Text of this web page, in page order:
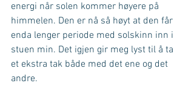
energi når solen kommer høyere på
himmelen. Den er nå så høyt at den får
enda lenger periode med solskinn inn i
stuen min. Det igjen gir meg lyst til å ta
et ekstra tak både med det ene og det
andre.